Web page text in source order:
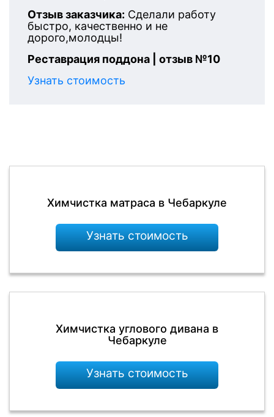
Отзыв заказчика: Сделали работу
быстро, качественно и не
дорого,молодцы!
Реставрация поддона | отзыв №10
Узнать стоимость
Химчистка матраса в Чебаркуле
Узнать стоимость
Химчистка углового дивана в
Чебаркуле
Узнать стоимость